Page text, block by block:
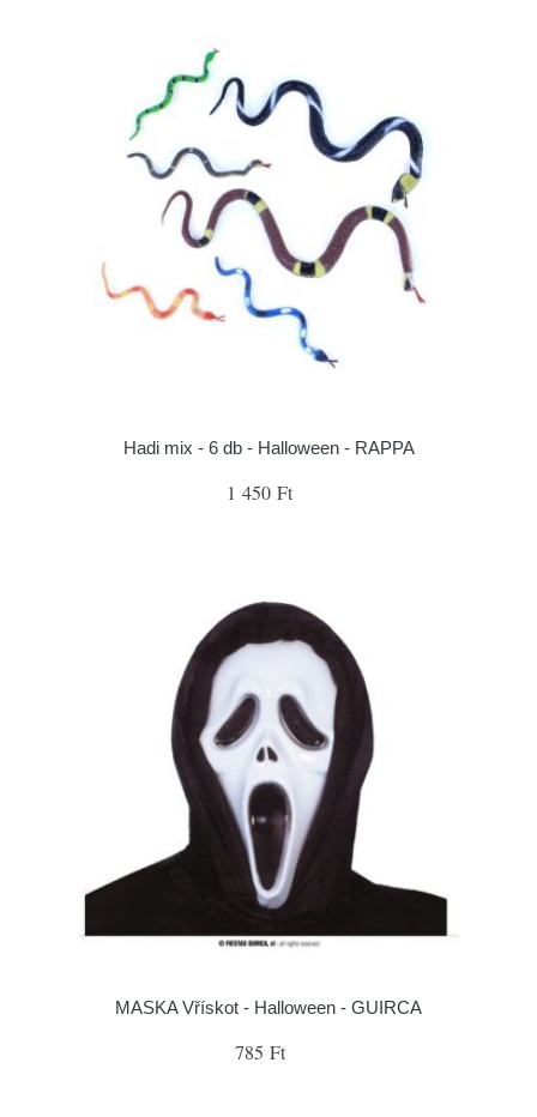
Hadi mix - 6 db - Halloween - RAPPA
1 450 Ft
MASKA Vřískot - Halloween - GUIRCA
785 Ft